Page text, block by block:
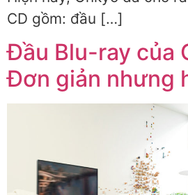
CD gồm: đầu […]
Đầu Blu-ray của
Đơn giản nhưng